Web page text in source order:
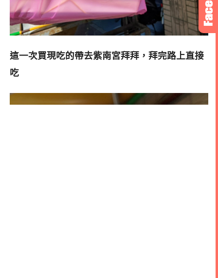
這一次買現吃的帶去紫南宮拜拜，拜完路上直接
吃